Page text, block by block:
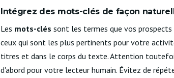
Intégrez des mots-clés de façon
Les mots-clés sont les termes que vos
ceux qui sont les plus pertinents pour votre
titres et dans le corps du texte. Attention
d'abord pour votre lecteur humain. Évitez de